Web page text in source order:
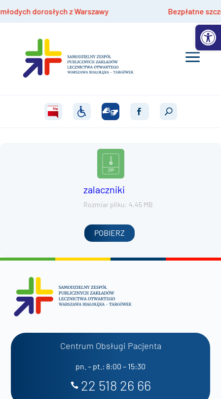
dorosłych z Warszawy Bezpłatne
zalaczniki
Rozmiar pliku: 4.45 MB
POBIERZ
Centrum Obsługi Pacjenta
pn. – pt.: 8:00 – 15:30
22 518 26 66